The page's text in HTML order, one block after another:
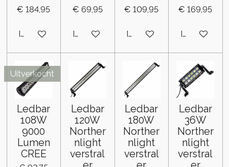
€ 184,95
In winkelwagen
€ 69,95
In winkelwagen
€ 109,95
In winkelwagen
€ 169,95
In
Uitverkocht
Ledbar
108W
9000
Lumen
CREE
Ledbar
120W
Norther
nlight
verstral
Ledbar
180W
Norther
nlight
verstral
Ledbar
36W
Norther
nlight
verstral